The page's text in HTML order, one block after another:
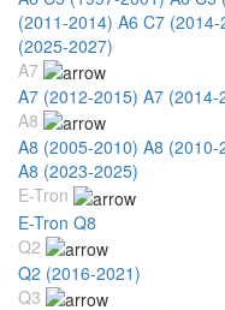
(2011-2014) A6 C7 (2014-
(2025-2027)
A7
A7 (2012-2015) A7 (2014-
A8
A8 (2005-2010) A8 (2010-
A8 (2023-2025)
E-Tron
E-Tron Q8
Q2
Q2 (2016-2021)
Q3